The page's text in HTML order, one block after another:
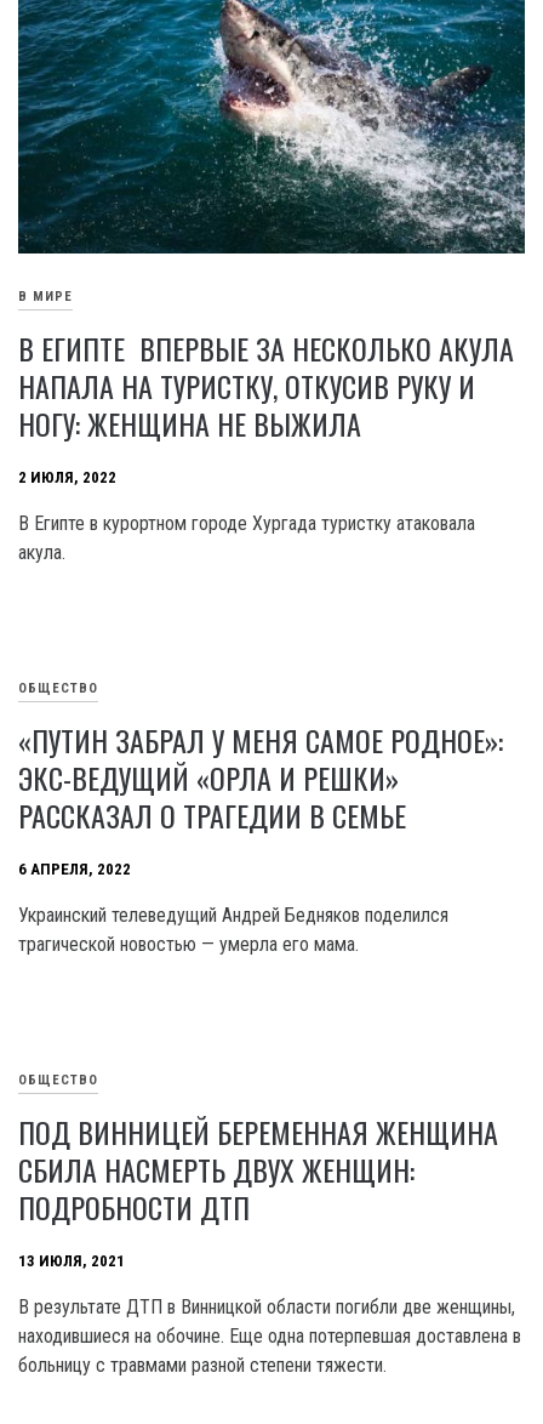
В МИРЕ
В ЕГИПТЕ ВПЕРВЫЕ ЗА НЕСКОЛЬКО АКУЛА
НАПАЛА НА ТУРИСТКУ, ОТКУСИВ РУКУ И
НОГУ: ЖЕНЩИНА НЕ ВЫЖИЛА
2 ИЮЛЯ, 2022
В Египте в курортном городе Хургада туристку атаковала
акула.
ОБЩЕСТВО
«ПУТИН ЗАБРАЛ У МЕНЯ САМОЕ РОДНОЕ»:
ЭКС-ВЕДУЩИЙ «ОРЛА И РЕШКИ»
РАССКАЗАЛ О ТРАГЕДИИ В СЕМЬЕ
6 АПРЕЛЯ, 2022
Украинский телеведущий Андрей Бедняков поделился
трагической новостью — умерла его мама.
ОБЩЕСТВО
ПОД ВИННИЦЕЙ БЕРЕМЕННАЯ ЖЕНЩИНА
СБИЛА НАСМЕРТЬ ДВУХ ЖЕНЩИН:
ПОДРОБНОСТИ ДТП
13 ИЮЛЯ, 2021
В результате ДТП в Винницкой области погибли две женщины,
находившиеся на обочине. Еще одна потерпевшая доставлена в
больницу с травмами разной степени тяжести.